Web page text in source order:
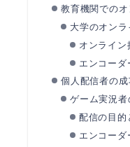
教育機関での
大学のオンラ
オンライン
エンコーダ
個人配信者の成
ゲーム実況
配信の目的
エンコーダ